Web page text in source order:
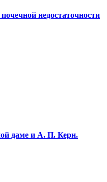
недостаточности
даме и А. П. Керн.